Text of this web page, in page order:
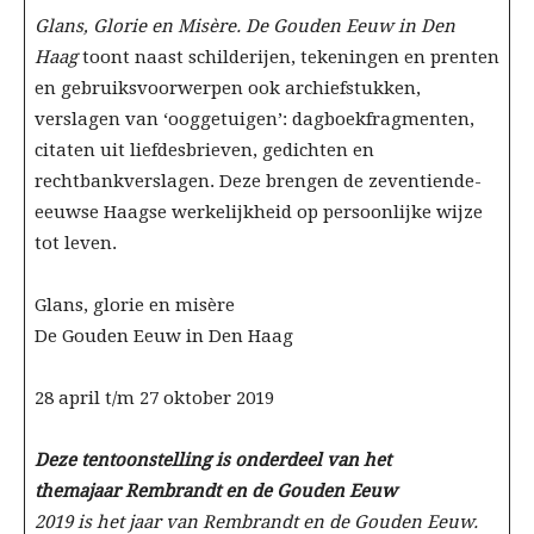
Glans, Glorie en Misère. De Gouden Eeuw in Den
Haagtoont naast schilderijen, tekeningen en prenten
en gebruiksvoorwerpen ook archiefstukken,
verslagen van ‘ooggetuigen’: dagboekfragmenten,
citaten uit liefdesbrieven, gedichten en
rechtbankverslagen. Deze brengen de zeventiende-
eeuwse Haagse werkelijkheid op persoonlijke wijze
tot leven.
Glans, glorie en misère
De Gouden Eeuw in Den Haag
28 april t/m 27 oktober 2019
Deze tentoonstelling is onderdeel van het
themajaar Rembrandt en de Gouden Eeuw
2019 is het jaar van Rembrandt en de Gouden Eeuw.